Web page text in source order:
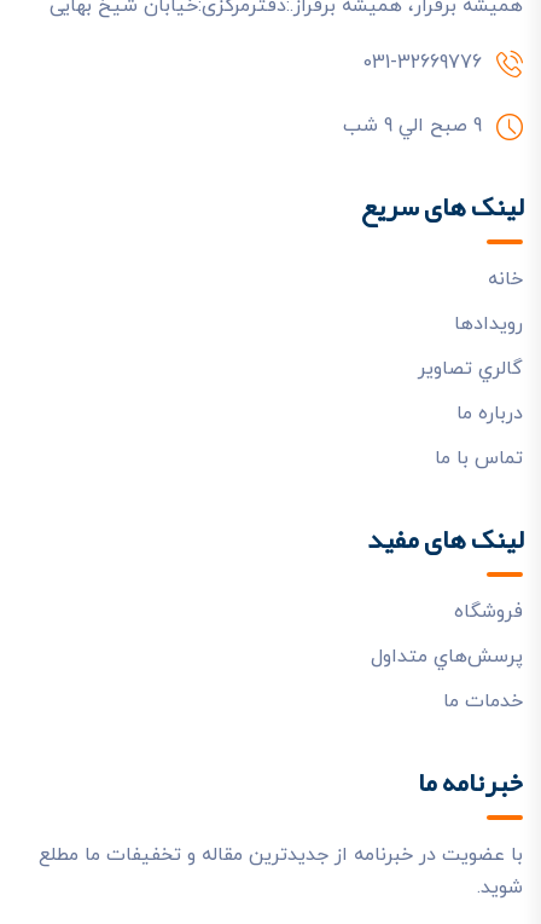
هميشه برقرار، هميشه برفراز.:دفترمرکزی:خیابان شیخ بهایی
031-32669776
9 صبح الي 9 شب
لینک های سریع
خانه
رويدادها
گالري تصاوير
درباره ما
تماس با ما
لینک های مفید
فروشگاه
پرسش‌هاي متداول
خدمات ما
خبرنامه ما
با عضویت در خبرنامه از جدیدترین مقاله و تخفیفات ما مطلع
شوید.